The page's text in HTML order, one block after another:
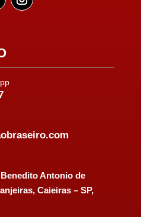
Antonio de
Caieiras – SP,